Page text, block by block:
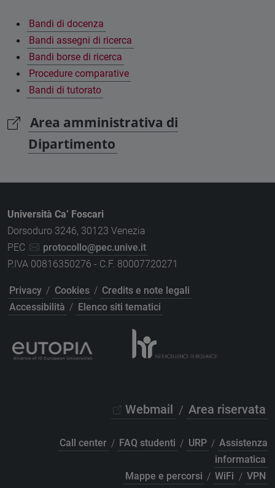
Bandi di docenza
Bandi assegni di ricerca
Bandi borse di ricerca
Procedure comparative
Bandi di tutorato
Area amministrativa di
Dipartimento
Università Ca’ Foscari
Dorsoduro 3246, 30123 Venezia
PEC
protocollo@pec.unive.it
P.IVA 00816350276 - C.F. 80007720271
Privacy / Cookies / Credits e note legali
Accessibilità / Elenco siti tematici
Webmail / Area riservata
Call center / FAQ studenti / URP / Assistenza
informatica
Mappe e percorsi / WiFi / VPN